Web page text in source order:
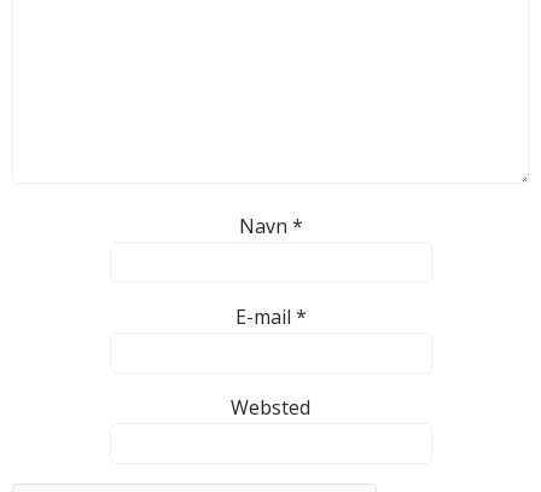
Navn *
E-mail *
Websted